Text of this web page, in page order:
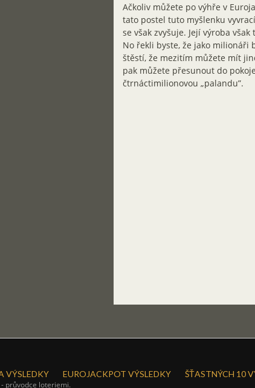
Ačkoliv můžete po výhře v
tato postel tuto myšlenku
se však zvyšuje. Její výroba
No řekli byste, že jako milionáři
štěstí, že mezitím můžete mít
pak můžete přesunout do
čtrnáctimilionovou „palandu”.
VÝSLEDKY EUROJACKPOT VÝSLEDKY ŠŤASTNÝCH 10
průvodce loteriemi.